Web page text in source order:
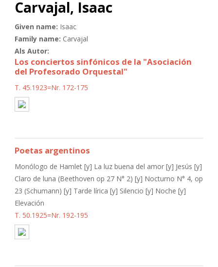
Carvajal, Isaac
Given name: Isaac
Family name: Carvajal
Als Autor:
Los conciertos sinfónicos de la "Asociación
del Profesorado Orquestal"
T. 45.1923=Nr. 172-175
Poetas argentinos
Monólogo de Hamlet [y] La luz buena del amor [y] Jesús [y]
Claro de luna (Beethoven op 27 N° 2) [y] Nocturno N° 4, op
23 (Schumann) [y] Tarde lírica [y] Silencio [y] Noche [y]
Elevación
T. 50.1925=Nr. 192-195